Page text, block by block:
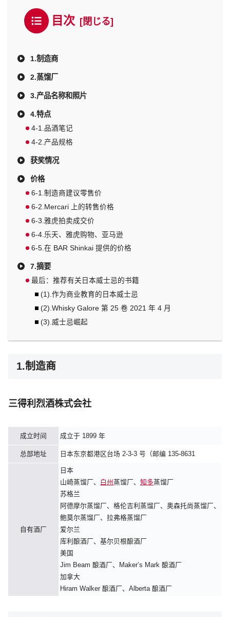
目次
1.制造商
2.蒸馏厂
3.产品名称和照片
4.特点
4-1.品酒笔记
4-2.产品规格
获奖情况
价格
6-1.制造商建议零售价
6-2.Mercari 上的转售价格
6-3.雅虎拍卖成交价
6-4.乐天、雅虎购物、亚马逊
6-5.在 BAR Shinkai 提供的价格
7.摘要
最后：推荐有关日本威士忌的书籍
(1).作为商业教育的日本威士忌
(2).Whisky Galore 第 25 卷 2021 年 4 月
(3).威士忌崛起
1.制造商
三得利烈酒株式会社
成立时间 成立于 1899 年
总部地址 日本东京都港区台场 2-3-3 号（邮编 135-8631
自有酒厂
日本
山崎蒸馏厂、 白州 蒸馏厂、 知多蒸馏厂
苏格兰
阿德摩尔蒸馏厂、格伦吉利蒸馏厂、奥森托尚蒸馏厂、
鲍莫尔蒸馏厂、拉弗格蒸馏厂
爱尔兰
库利酿酒厂、基尔贝根酿酒厂
美国
Jim Beam 酿酒厂、Maker’s Mark 酿酒厂
加拿大
Hiram Walker 酿酒厂、Alberta 酿酒厂